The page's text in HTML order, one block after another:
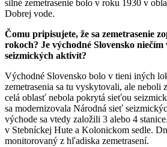
silné zemetrasenie bolo v roku 1930 v
Dobrej vode.
Čomu pripisujete, že sa zemetrasenie
rokoch? Je východné Slovensko niečím
seizmických aktivít?
Východné Slovensko bolo v tieni iných
zemetrasenia sa tu vyskytovali, ale neboli
celá oblasť nebola pokrytá sieťou
sa modernizovala Národná sieť
východe sa vtedy založili 3 alebo 4
v Stebníckej Hute a Kolonickom sedle.
monitorovaný z hľadiska zemetrasení.